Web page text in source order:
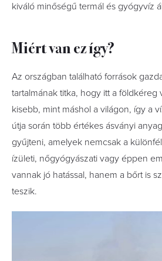
kiváló minőségű termál és gyógyvíz
Miért van ez így?
Az országban található források
tartalmának titka, hogy itt a földkéreg
kisebb, mint máshol a világon, így a
útja során több értékes ásványi
gyűjteni, amelyek nemcsak a
ízületi, nőgyógyászati vagy éppen
vannak jó hatással, hanem a bőrt is
teszik.